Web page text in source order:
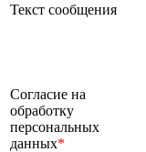
Текст сообщения
Согласие на
обработку
персональных
данных*